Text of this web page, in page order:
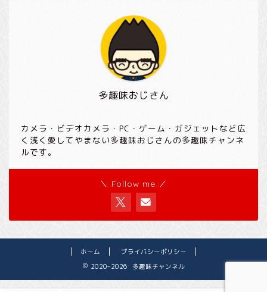
多趣味おじさん
カメラ・ビデオカメラ・PC・ゲーム・ガジェットなど広
く浅く愛してやまない多趣味おじさんの多趣味チャンネ
ルです。
＼ Follow me ／
ホーム
プライバシーポリシー
2020–2026 多趣味チャンネル